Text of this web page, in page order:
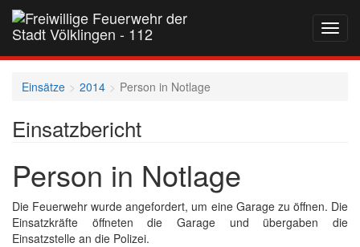
auf-
und
Einsätze 2014 Person in Notlage
Einsatzbericht
Person in Notlage
Die Feuerwehr wurde angefordert, um eine Garage zu öffnen. Die
Einsatzkräfte öffneten die Garage und übergaben die
Einsatzstelle an die Polizei.